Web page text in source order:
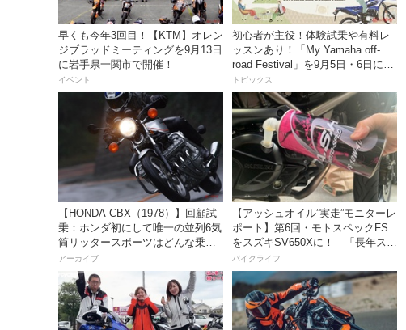
早くも今年3回目！【KTM】オレン
ジブラッドミーティングを9月13日
に岩手県一関市で開催！
イベント
初心者が主役！体験試乗や有料レ
ッスンあり！「My Yamaha off-
road Festival」を9月5日・6日にオ
ンタケエクスプローラーパークで
実施！
トピックス
【HONDA CBX（1978）】回顧試
乗：ホンダ初にして唯一の並列6気
筒リッタースポーツはどんな乗り
味だったのか？
アーカイブ
【アッシュオイル”実走”モニターレ
ポート】第6回・モトスペックFS
をスズキSV650Xに！ 「長年スト
レスだったシフトの固さがコレの
おかげで滑らかに！」
バイクライフ